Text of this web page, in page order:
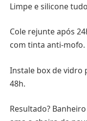
Limpe e silicone
Cole rejunte após
com tinta anti-mofo.
Instale box de vidro
48h.
Resultado?